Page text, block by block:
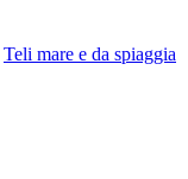
Teli mare e da spiaggia